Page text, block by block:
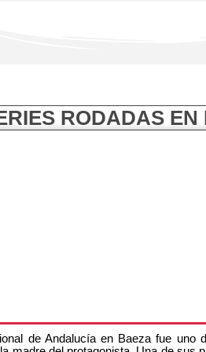
RODADAS EN
de Andalucía en Baeza fue